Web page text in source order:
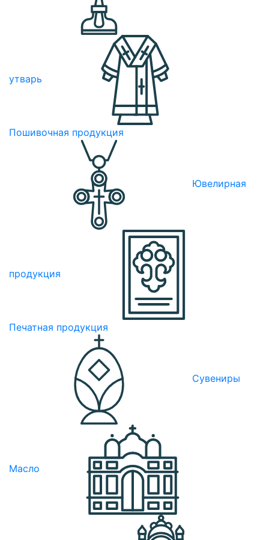
утварь
Пошивочная продукция
Ювелирная
продукция
Печатная продукция
Сувениры
Масло